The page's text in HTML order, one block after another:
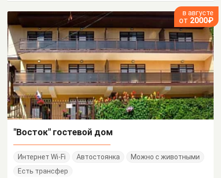
в августе
от 2000₽
"Восток" гостевой дом
Интернет Wi-Fi Автостоянка
Можно с животными
Есть трансфер